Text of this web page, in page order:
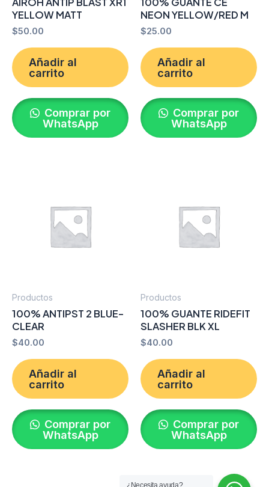
YELLOW MATT
$50.00
Añadir al
carrito
Comprar por
WhatsApp
NEON YELLOW/RED M
$25.00
Añadir al
carrito
Comprar por
WhatsApp
Productos
100% ANTIPST 2 BLUE-
CLEAR
$40.00
Añadir al
carrito
Comprar por
WhatsApp
Productos
100% GUANTE RIDEFIT
SLASHER BLK XL
$40.00
Añadir al
carrito
Comprar por
WhatsApp
¿Necesita ayuda?